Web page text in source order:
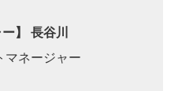
】 長谷川
マネージャー